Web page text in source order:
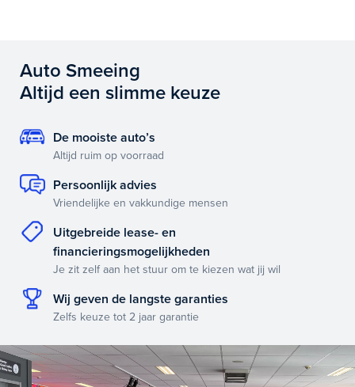
Auto Smeeing
Altijd een slimme keuze
De mooiste auto’s
Altijd ruim op voorraad
Persoonlijk advies
Vriendelijke en vakkundige mensen
Uitgebreide lease- en
financieringsmogelijkheden
Je zit zelf aan het stuur om te kiezen wat jij wil
Wij geven de langste garanties
Zelfs keuze tot 2 jaar garantie